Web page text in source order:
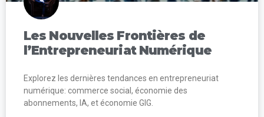
Les Nouvelles Frontières de
l’Entrepreneuriat Numérique
Explorez les dernières tendances en entrepreneuriat
numérique: commerce social, économie des
abonnements, IA, et économie GIG.